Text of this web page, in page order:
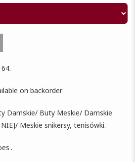
.
on backorder
Damskie/ Buty Meskie/ Damskie
/ Meskie snikersy, tenisówki.
.